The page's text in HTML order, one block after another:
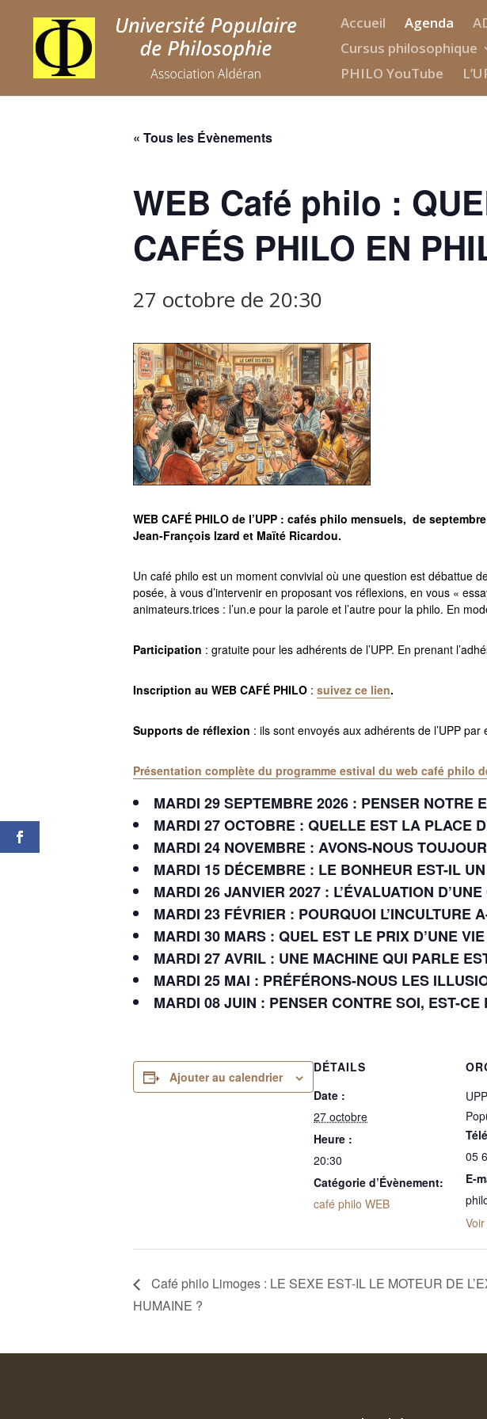
Accueil Agenda
Cursus philosophique
PHILO YouTube
« Tous les Évènements
WEB Café philo :
CAFÉS PHILO EN
27 octobre de 20:30
WEB CAFÉ PHILO de l’UPP : cafés philo mensuels, de
Jean-François Izard et Maïté Ricardou.
Un café philo est un moment convivial où une question est débattue
posée, à vous d’intervenir en proposant vos réflexions, en vous «
animateurs.trices : l’un.e pour la parole et l’autre pour la philo. En
Participation : gratuite pour les adhérents de l’UPP. En prenant
Inscription au WEB CAFÉ PHILO : suivez ce lien.
Supports de réflexion : ils sont envoyés aux adhérents de l’UPP
Présentation complète du programme estival du web café philo
MARDI 29 SEPTEMBRE 2026 : PENSER NOTRE
MARDI 27 OCTOBRE : QUELLE EST LA PLACE
MARDI 24 NOVEMBRE : AVONS-NOUS
MARDI 15 DÉCEMBRE : LE BONHEUR EST-IL
MARDI 26 JANVIER 2027 : L’ÉVALUATION
MARDI 23 FÉVRIER : POURQUOI L’INCULTURE
MARDI 30 MARS : QUEL EST LE PRIX D’UNE
MARDI 27 AVRIL : UNE MACHINE QUI PARLE
MARDI 25 MAI : PRÉFÉRONS-NOUS LES
MARDI 08 JUIN : PENSER CONTRE SOI, EST-CE
Ajouter au calendrier
DÉTAILS
Date :
27 octobre
Heure :
20:30
Catégorie d’Évènement:
café philo WEB
05
E-
Café philo Limoges : LE SEXE EST-IL LE MOTEUR DE
HUMAINE ?